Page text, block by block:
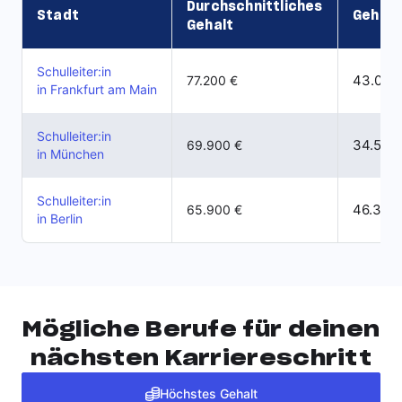
Stadt
Durchschnittliches
Gehalt
Schulleiter:in
in Frankfurt am Main
77.200 € 43.000
Schulleiter:in
in München
69.900 € 34.500
Schulleiter:in
in Berlin
65.900 € 46.300
Mögliche Berufe für deinen
nächsten Karriereschritt
Höchstes Gehalt